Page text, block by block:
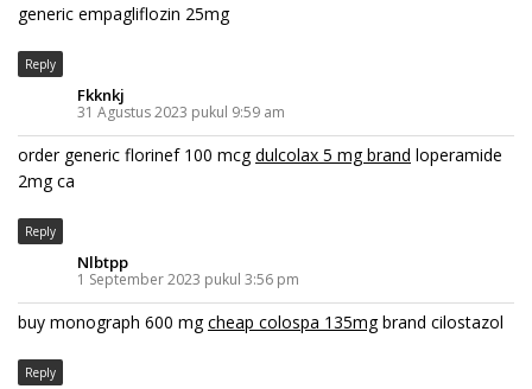
generic empagliflozin 25mg
Reply
Fkknkj
31 Agustus 2023 pukul 9:59 am
order generic florinef 100 mcgdulcolax 5 mg brand loperamide
2mg ca
Reply
Nlbtpp
1 September 2023 pukul 3:56 pm
buy monograph 600 mgcheap colospa 135mgbrand cilostazol
Reply